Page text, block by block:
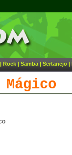
| Rock | Samba | Sertanejo |